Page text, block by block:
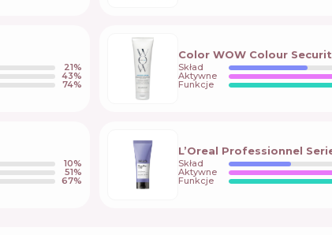
21%
43%
74%
Color WOW Colour
Skład
Aktywne
Funkcje
10%
51%
67%
L’Oreal Professionnel
Skład
Aktywne
Funkcje